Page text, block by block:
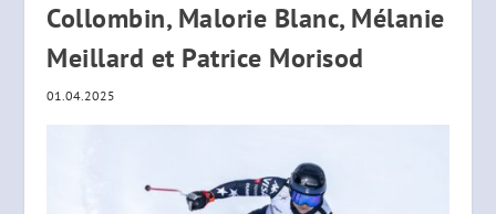
Collombin, Malorie Blanc, Mélanie
Meillard et Patrice Morisod
01.04.2025